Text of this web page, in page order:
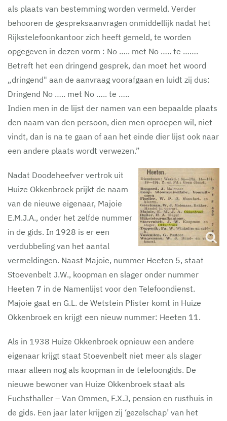
als plaats van bestemming worden vermeld. Verder
behooren de gespreksaanvragen onmiddellijk nadat het
Rijkstelefoonkantoor zich heeft gemeld, te worden
opgegeven in dezen vorm : No ….. met No ….. te …….
Betreft het een dringend gesprek, dan moet het woord
„dringend" aan de aanvraag voorafgaan en luidt zij dus:
Dringend No ….. met No ….. te …..
Indien men in de lijst der namen van een bepaalde plaats
den naam van den persoon, dien men oproepen wil, niet
vindt, dan is na te gaan of aan het einde dier lijst ook naar
een andere plaats wordt verwezen.”
Nadat Doodeheefver vertrok uit
Huize Okkenbroek prijkt de naam
van de nieuwe eigenaar, Majoie
E.M.J.A., onder het zelfde nummer
in de gids. In 1928 is er een
verdubbeling van het aantal
vermeldingen. Naast Majoie, nummer Heeten 5, staat
Stoevenbelt J.W., koopman en slager onder nummer
Heeten 7 in de Namenlijst voor den Telefoondienst.
Majoie gaat en G.L. de Wetstein Pfister komt in Huize
Okkenbroek en krijgt een nieuw nummer: Heeten 11.
Als in 1938 Huize Okkenbroek opnieuw een andere
eigenaar krijgt staat Stoevenbelt niet meer als slager
maar alleen nog als koopman in de telefoongids. De
nieuwe bewoner van Huize Okkenbroek staat als
Fuchsthaller – Van Ommen, F.X.J, pension en rusthuis in
de gids. Een jaar later krijgen zij ‘gezelschap’ van het